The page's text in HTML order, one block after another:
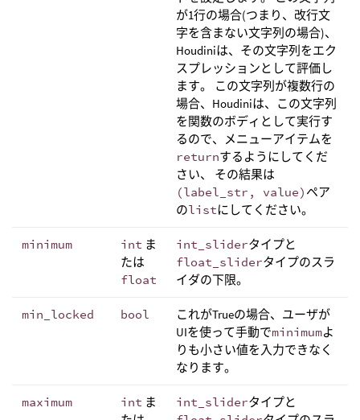
が1行の場合(つまり、改行文
字を含まない文字列の場合)、
Houdiniは、その文字列をエク
スプレッションとして評価し
ます。 この文字列が複数行の
場合、Houdiniは、この文字列
を関数のボディとして実行す
るので、メニューアイテムを
returnするようにしてくだ
さい、 その結果は
(label_str, value) ペア
のlistにしてください。
minimum int ま
たは
float
int_sliderタイプと
float_sliderタイプのスラ
イダの下限。
min_locked bool
これがTrueの場合、ユーザが
UIを使って手動でminimumよ
りも小さい値を入力できなく
なります。
maximum int ま
int_sliderタイプと